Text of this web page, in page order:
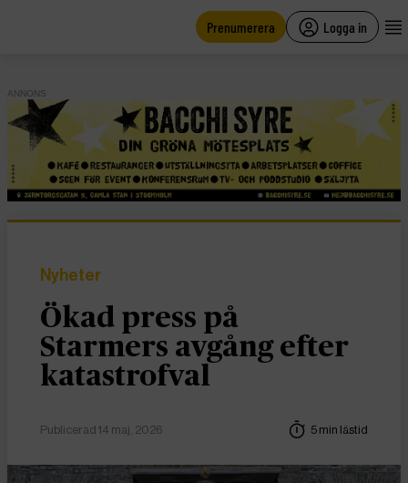
Prenumerera Logga in
ANNONS
Nyheter
Ökad press på
Starmers avgång efter
katastrofval
Publicerad 14 maj, 2026 5 min lästid